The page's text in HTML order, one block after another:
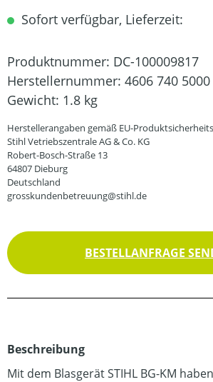
Sofort verfügbar, Lieferzeit:
Produktnummer: DC-100009817
Herstellernummer: 4606 740 5000
Gewicht: 1.8 kg
Herstellerangaben gemäß EU-
Stihl Vetriebszentrale AG & Co. KG
Robert-Bosch-Straße 13
64807 Dieburg
Deutschland
grosskundenbetreuung@stihl.de
BESTELLANFRAGE
Beschreibung
Mit dem Blasgerät STIHL BG-KM